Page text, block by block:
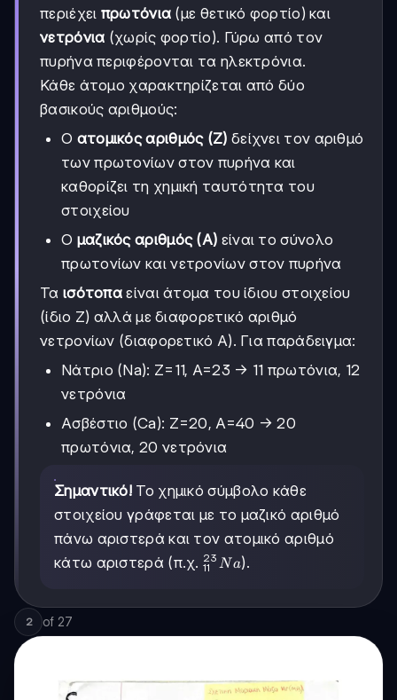
περιέχει πρωτόνια (με θετικό φορτίο) και
νετρόνια (χωρίς φορτίο). Γύρω από τον
πυρήνα περιφέρονται τα ηλεκτρόνια.
Κάθε άτομο χαρακτηρίζεται από δύο
βασικούς αριθμούς:
Ο ατομικός αριθμός (Ζ) δείχνει τον αριθμό
των πρωτονίων στον πυρήνα και
καθορίζει τη χημική ταυτότητα του
στοιχείου
Ο μαζικός αριθμός (Α) είναι το σύνολο
πρωτονίων και νετρονίων στον πυρήνα
Τα ισότοπα είναι άτομα του ίδιου στοιχείου
(ίδιο Ζ) αλλά με διαφορετικό αριθμό
νετρονίων (διαφορετικό Α). Για παράδειγμα:
Νάτριο (Na): Z=11, A=23 → 11 πρωτόνια, 12
νετρόνια
Ασβέστιο (Ca): Z=20, A=40 → 20
πρωτόνια, 20 νετρόνια
Σημαντικό! Το χημικό σύμβολο κάθε
στοιχείου γράφεται με το μαζικό αριθμό
πάνω αριστερά και τον ατομικό αριθμό
κάτω αριστερά (π.χ.^{23}_{11}Na
11
23 Na).
2 of 27